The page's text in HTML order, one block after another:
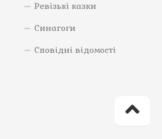
Ревізькі казки
Синагоги
Сповідні відомості